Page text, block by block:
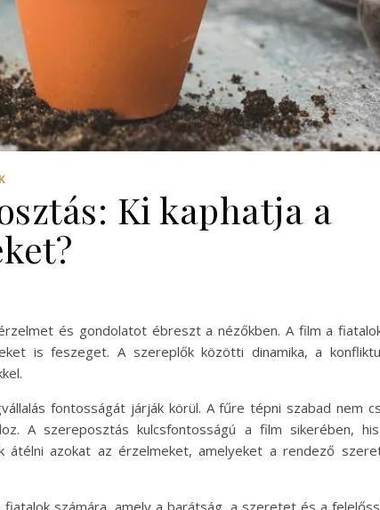
Ki kaphatja a
és gondolatot ébreszt a nézőkben. A film a
is feszeget. A szereplők közötti dinamika, a
fontosságát járják körül. A fűre tépni szabad nem
A szereposztás kulcsfontosságú a film sikerében,
átélni azokat az érzelmeket, amelyeket a rendező
számára, amely a barátság, a szeretet és a